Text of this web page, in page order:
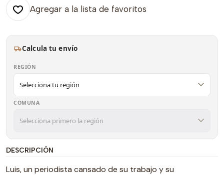
Agregar a la lista de favoritos
Calcula tu envío
REGIÓN
COMUNA
DESCRIPCIÓN
Luis, un periodista cansado de su trabajo y su